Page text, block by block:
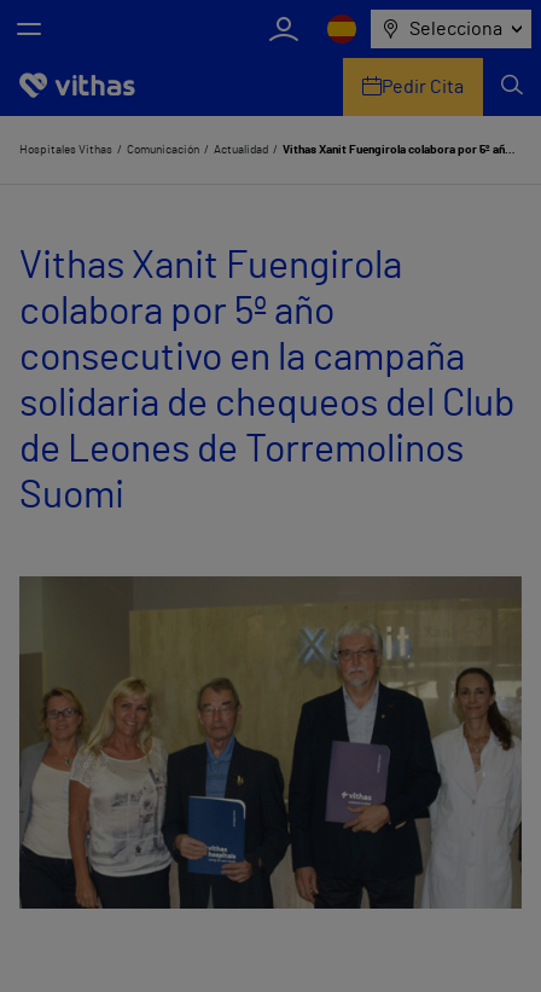
Selecciona
Nosotros
Servicios de salud
Equipo médico y asistencial
Comunicación
Pedir Cita
Hospitales Vithas Comunicación Actualidad Vithas Xanit Fuengirola colabora por 5º año consecutivo en la campaña solidaria de chequeos del Club de Leones de Torremolinos Suomi
Vithas Xanit Fuengirola
colabora por 5º año
consecutivo en la campaña
solidaria de chequeos del Club
de Leones de Torremolinos
Suomi